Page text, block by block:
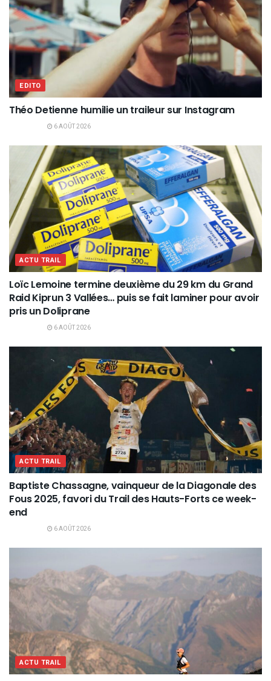
EDITO
Théo Detienne humilie un traileur sur Instagram
6 AOÛT 2026
ACTU TRAIL
Loïc Lemoine termine deuxième du 29 km du Grand
Raid Kiprun 3 Vallées… puis se fait laminer pour avoir
pris un Doliprane
6 AOÛT 2026
ACTU TRAIL
Baptiste Chassagne, vainqueur de la Diagonale des
Fous 2025, favori du Trail des Hauts-Forts ce week-
end
6 AOÛT 2026
ACTU TRAIL